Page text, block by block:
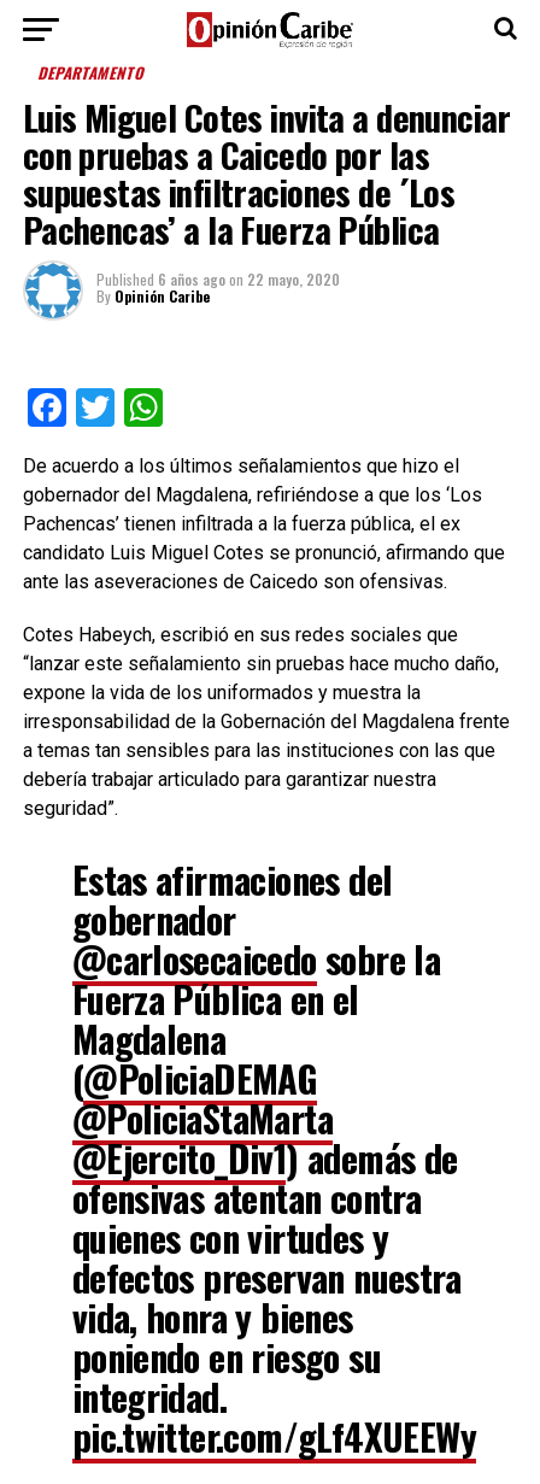
DEPARTAMENTO
Luis Miguel Cotes invita a denunciar
con pruebas a Caicedo por las
supuestas infiltraciones de ´Los
Pachencas’ a la Fuerza Pública
Published 6 años agoon 22 mayo, 2020
By Opinión Caribe
Facebook
TwitterWhatsApp
De acuerdo a los últimos señalamientos que hizo el
gobernador del Magdalena, refiriéndose a que los ‘Los
Pachencas’ tienen infiltrada a la fuerza pública, el ex
candidato Luis Miguel Cotes se pronunció, afirmando que
ante las aseveraciones de Caicedo son ofensivas.
Cotes Habeych, escribió en sus redes sociales que
“lanzar este señalamiento sin pruebas hace mucho daño,
expone la vida de los uniformados y muestra la
irresponsabilidad de la Gobernación del Magdalena frente
a temas tan sensibles para las instituciones con las que
debería trabajar articulado para garantizar nuestra
seguridad”.
Estas afirmaciones del
gobernador
@carlosecaicedosobre la
Fuerza Pública en el
Magdalena
(@PoliciaDEMAG
@PoliciaStaMarta
@Ejercito_Div1) además de
ofensivas atentan contra
quienes con virtudes y
defectos preservan nuestra
vida, honra y bienes
poniendo en riesgo su
integridad.
pic.twitter.com/gLf4XUEEWy